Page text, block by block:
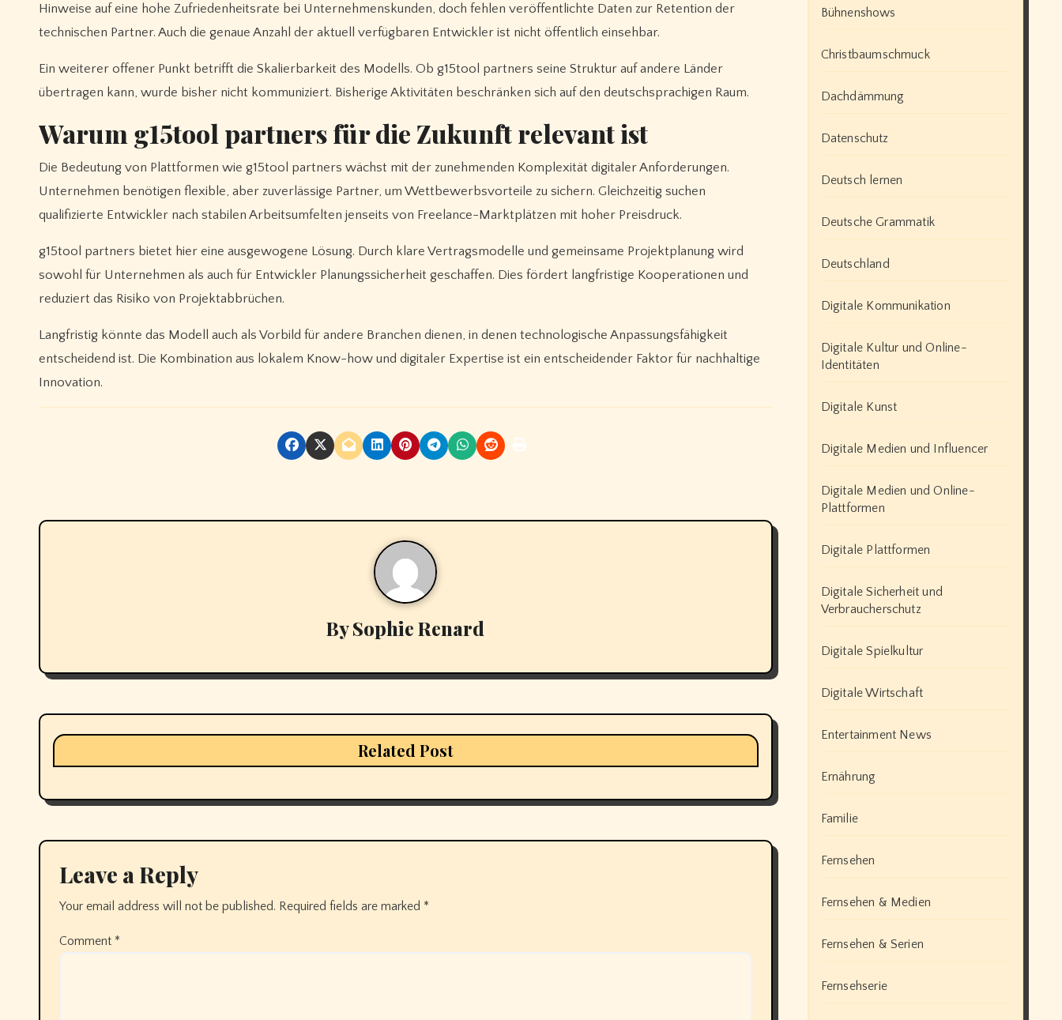
Hinweise auf eine hohe Zufriedenheitsrate bei Unternehmenskunden, doch fehlen veröffentlichte Daten zur Retention der
technischen Partner. Auch die genaue Anzahl der aktuell verfügbaren Entwickler ist nicht öffentlich einsehbar.
Ein weiterer offener Punkt betrifft die Skalierbarkeit des Modells. Ob g15tool partners seine Struktur auf andere Länder
übertragen kann, wurde bisher nicht kommuniziert. Bisherige Aktivitäten beschränken sich auf den deutschsprachigen Raum.
Warum g15tool partners für die Zukunft relevant ist
Die Bedeutung von Plattformen wie g15tool partners wächst mit der zunehmenden Komplexität digitaler Anforderungen.
Unternehmen benötigen flexible, aber zuverlässige Partner, um Wettbewerbsvorteile zu sichern. Gleichzeitig suchen
qualifizierte Entwickler nach stabilen Arbeitsumfelten jenseits von Freelance-Marktplätzen mit hoher Preisdruck.
g15tool partners bietet hier eine ausgewogene Lösung. Durch klare Vertragsmodelle und gemeinsame Projektplanung wird
sowohl für Unternehmen als auch für Entwickler Planungssicherheit geschaffen. Dies fördert langfristige Kooperationen und
reduziert das Risiko von Projektabbrüchen.
Langfristig könnte das Modell auch als Vorbild für andere Branchen dienen, in denen technologische Anpassungsfähigkeit
entscheidend ist. Die Kombination aus lokalem Know-how und digitaler Expertise ist ein entscheidender Faktor für nachhaltige
Innovation.
BySophie Renard
Related Post
Leave a Reply
Your email address will not be published. Required fields are marked *
Comment *
Bühnenshows
Christbaumschmuck
Dachdämmung
Datenschutz
Deutsch lernen
Deutsche Grammatik
Deutschland
Digitale Kommunikation
Digitale Kultur und Online-
Identitäten
Digitale Kunst
Digitale Medien und Influencer
Digitale Medien und Online-
Plattformen
Digitale Plattformen
Digitale Sicherheit und
Verbraucherschutz
Digitale Spielkultur
Digitale Wirtschaft
Entertainment News
Ernährung
Familie
Fernsehen
Fernsehen & Medien
Fernsehen & Serien
Fernsehserie